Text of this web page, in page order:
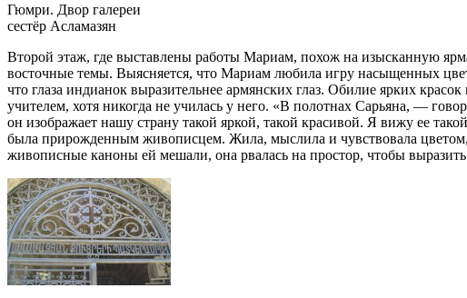
Гюмри. Двор галереи
сестёр Асламазян
Второй этаж, где выставлены работы Мариам, похож на изысканную
восточные темы. Выясняется, что Мариам любила игру насыщенных
что глаза индианок выразительнее армянских глаз. Обилие ярких
учителем, хотя никогда не училась у него. «В полотнах Сарьяна, —
он изображает нашу страну такой яркой, такой красивой. Я вижу ее
была прирожденным живописцем. Жила, мыслила и чувствовала
живописные каноны ей мешали, она рвалась на простор, чтобы